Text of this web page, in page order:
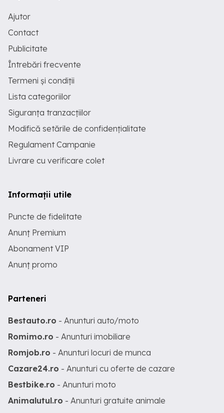
Ajutor
Contact
Publicitate
Întrebări frecvente
Termeni și condiții
Lista categoriilor
Siguranța tranzacțiilor
Modifică setările de confidențialitate
Regulament Campanie
Livrare cu verificare colet
Informații utile
Puncte de fidelitate
Anunț Premium
Abonament VIP
Anunț promo
Parteneri
Bestauto.ro - Anunturi auto/moto
Romimo.ro - Anunturi imobiliare
Romjob.ro - Anunturi locuri de munca
Cazare24.ro - Anunturi cu oferte de cazare
Bestbike.ro - Anunturi moto
Animalutul.ro - Anunturi gratuite animale